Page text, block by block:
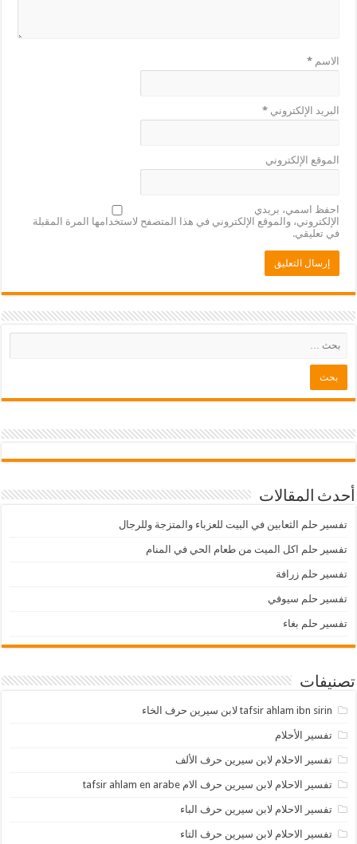
الاسم*
البريد الإلكتروني*
الموقع الإلكتروني
احفظ اسمي، بريدي
الإلكتروني، والموقع الإلكتروني في هذا المتصفح لاستخدامها المرة المقبلة
في تعليقي.
أحدث المقالات
تفسير حلم الثعابين في البيت للعزباء والمتزجة وللرجال
تفسير حلم اكل الميت من طعام الحي في المنام
تفسير حلم زرافة
تفسير حلم سيوفي
تفسير حلم بغاء
تصنيفات
tafsir ahlam ibn sirin لابن سيرين حرف الخاء
تفسير الأحلام
تفسير الاحلام لابن سيرين حرف الألف
تفسير الاحلام لابن سيرين حرف الام tafsir ahlam en arabe
تفسير الاحلام لابن سيرين حرف الباء
تفسير الاحلام لابن سيرين حرف التاء